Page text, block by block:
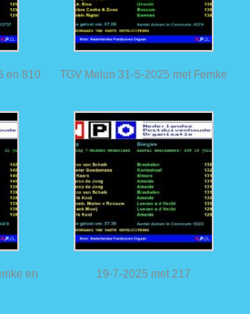
en 810 TGV Melun 31-5-2025 met Femke
en
19-7-2025 met 217